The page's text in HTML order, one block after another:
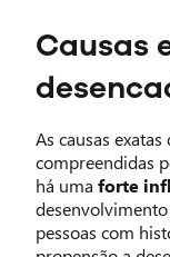
Causas
As causas
compreendidas
há uma forte
pessoas com